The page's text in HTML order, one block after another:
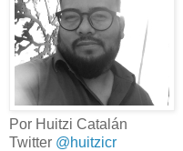
Por Huitzi Catalán
Twitter @huitzicr